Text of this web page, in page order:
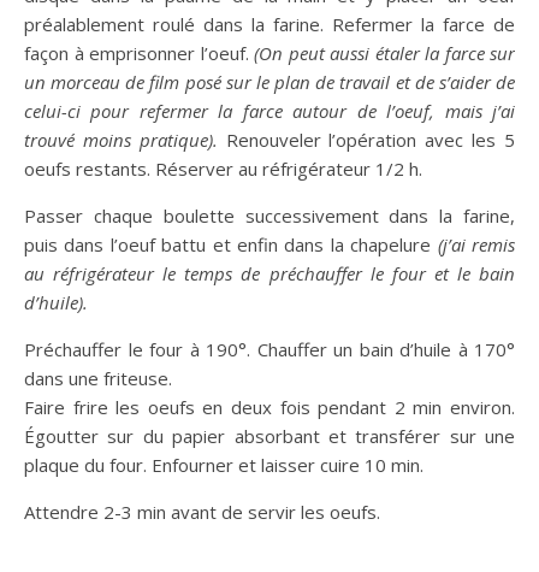
préalablement roulé dans la farine. Refermer la farce de
façon à emprisonner l’oeuf. (On peut aussi étaler la farce sur
un morceau de film posé sur le plan de travail et de s’aider de
celui-ci pour refermer la farce autour de l’oeuf, mais j’ai
trouvé moins pratique). Renouveler l’opération avec les 5
oeufs restants. Réserver au réfrigérateur 1/2 h.
Passer chaque boulette successivement dans la farine,
puis dans l’oeuf battu et enfin dans la chapelure (j’ai remis
au réfrigérateur le temps de préchauffer le four et le bain
d’huile).
Préchauffer le four à 190°. Chauffer un bain d’huile à 170°
dans une friteuse.
Faire frire les oeufs en deux fois pendant 2 min environ.
Égoutter sur du papier absorbant et transférer sur une
plaque du four. Enfourner et laisser cuire 10 min.
Attendre 2-3 min avant de servir les oeufs.